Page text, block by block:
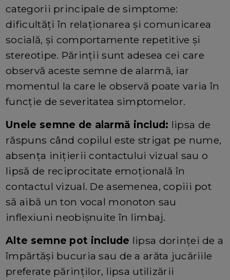
categorii principale de simptome:
dificultăți în relaționarea și comunicarea
socială, și comportamente repetitive și
stereotipe. Părinții sunt adesea cei care
observă aceste semne de alarmă, iar
momentul la care le observă poate varia în
funcție de severitatea simptomelor.
Unele semne de alarmă includ: lipsa de
răspuns când copilul este strigat pe nume,
absența inițierii contactului vizual sau o
lipsă de reciprocitate emoțională în
contactul vizual. De asemenea, copiii pot
să aibă un ton vocal monoton sau
inflexiuni neobișnuite în limbaj.
Alte semne pot include lipsa dorinței de a
împărtăși bucuria sau de a arăta jucăriile
preferate părinților, lipsa utilizării